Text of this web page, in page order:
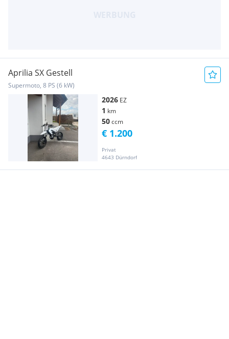
Aprilia SX Gestell
Supermoto, 8 PS (6 kW)
2026 EZ
1 km
50ccm
Privat
4643 Dürndorf
€ 1.200